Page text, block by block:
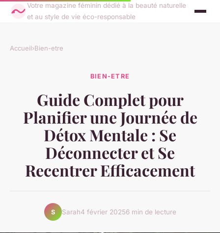
Votre magazine féminin dédié à la beauté naturelle
et au style de vie éco-responsable
Accueil›Bien-etre
BIEN-ETRE
Guide Complet pour
Planifier une Journée de
Détox Mentale : Se
Déconnecter et Se
Recentrer Efficacement
S Sarah4 février 20256 min de lecture